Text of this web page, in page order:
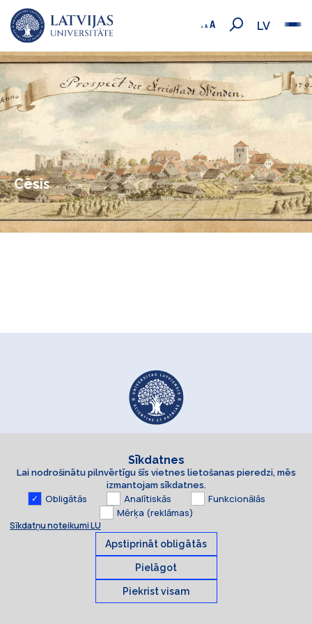
LV
Cēsis
© 2026 Latvijas Universitāte. Visas tiesības aizsargātas
Sīkdatnes
Lai nodrošinātu pilnvērtīgu šīs vietnes lietošanas pieredzi, mēs
izmantojam sīkdatnes.
Obligātās Analītiskās
Funkcionālās
Mērķa (reklāmas)
Sīkdatņu noteikumi LU
Apstiprināt obligātās
Pielāgot
Piekrist visam